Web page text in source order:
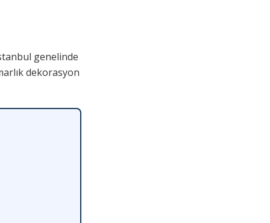
genelinde
dekorasyon